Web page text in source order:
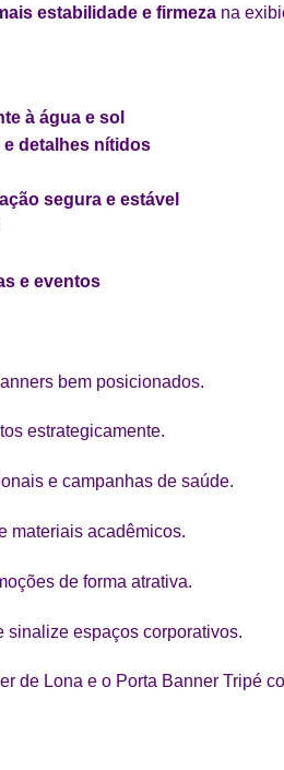
estabilidade e firmeza na
à água e sol
e detalhes nítidos
segura e estável
e eventos
bem posicionados.
estrategicamente.
e campanhas de saúde.
materiais acadêmicos.
de forma atrativa.
sinalize espaços corporativos.
de Lona e o Porta Banner Tripé